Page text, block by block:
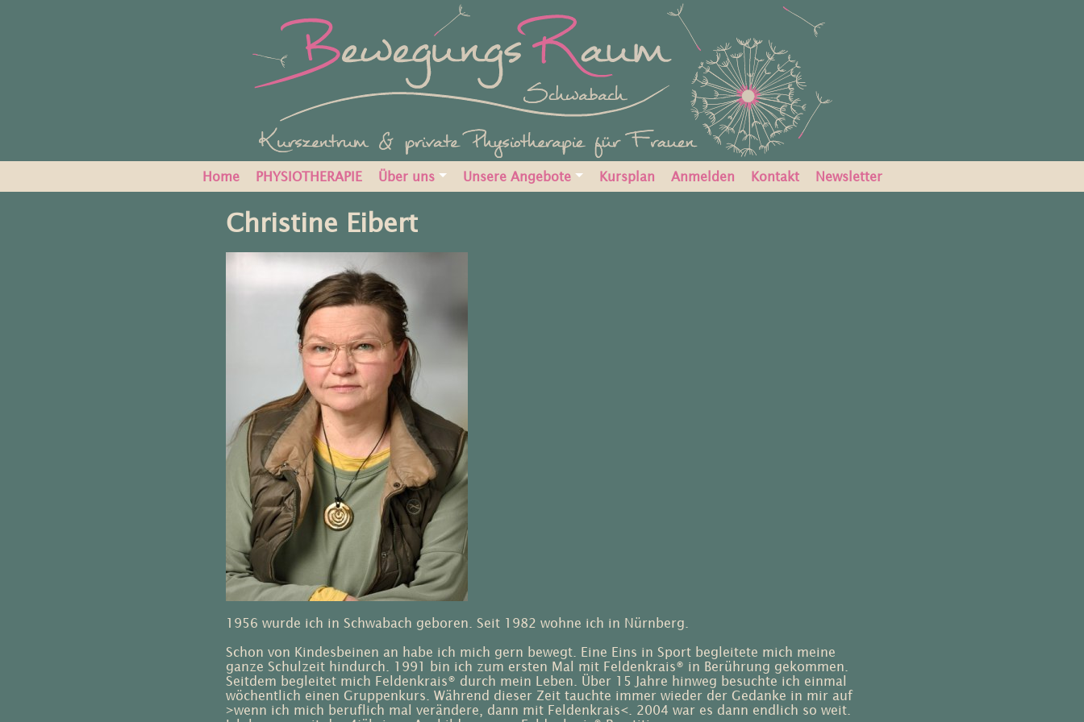
Home PHYSIOTHERAPIE Über uns Unsere Angebote Kursplan Anmelden Kontakt Newsletter
Christine Eibert
1956 wurde ich in Schwabach geboren. Seit 1982 wohne ich in Nürnberg.
Schon von Kindesbeinen an habe ich mich gern bewegt. Eine Eins in Sport begleitete mich meine
ganze Schulzeit hindurch. 1991 bin ich zum ersten Mal mit Feldenkrais® in Berührung gekommen.
Seitdem begleitet mich Feldenkrais® durch mein Leben. Über 15 Jahre hinweg besuchte ich einmal
wöchentlich einen Gruppenkurs. Während dieser Zeit tauchte immer wieder der Gedanke in mir auf
>wenn ich mich beruflich mal verändere, dann mit Feldenkrais<. 2004 war es dann endlich so weit.